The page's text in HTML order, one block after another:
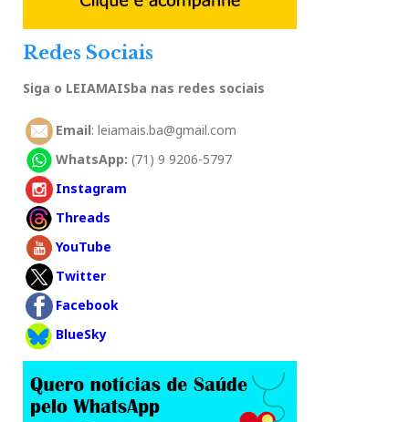
Redes Sociais
Siga o LEIAMAISba nas redes sociais
Email: leiamais.ba@gmail.com
WhatsApp: (71) 9 9206-5797
Instagram
Threads
YouTube
Twitter
Facebook
BlueSky